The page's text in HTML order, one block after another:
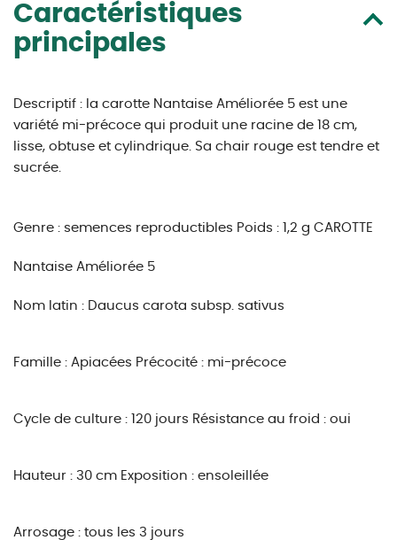
Caractéristiques
principales
Descriptif : la carotte Nantaise Améliorée 5 est une
variété mi-précoce qui produit une racine de 18 cm,
lisse, obtuse et cylindrique. Sa chair rouge est tendre et
sucrée.
Genre : semences reproductibles Poids : 1,2 g CAROTTE
Nantaise Améliorée 5
Nom latin : Daucus carota subsp. sativus
Famille : Apiacées Précocité : mi-précoce
Cycle de culture : 120 jours Résistance au froid : oui
Hauteur : 30 cm Exposition : ensoleillée
Arrosage : tous les 3 jours